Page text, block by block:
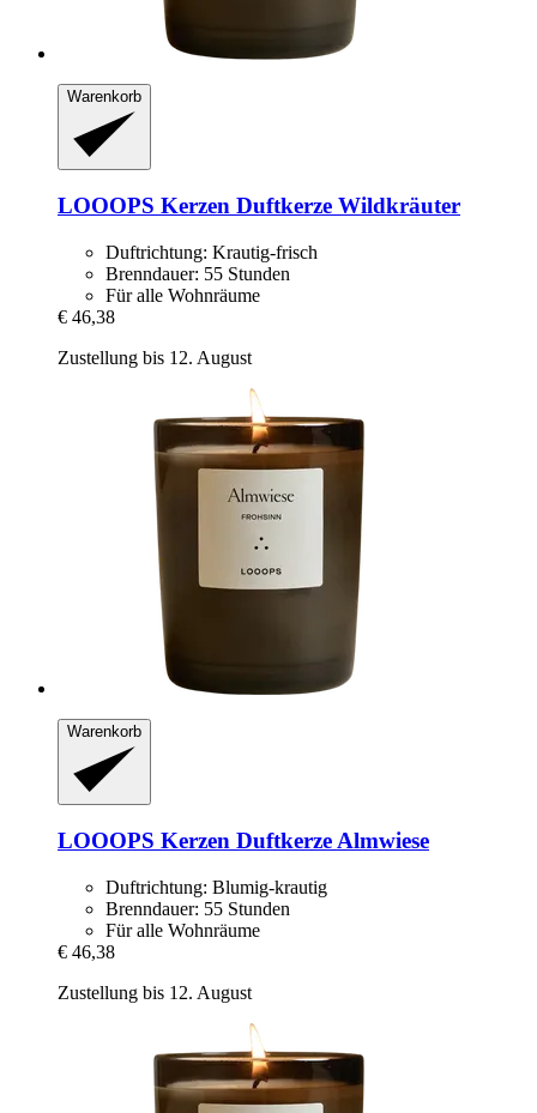
Warenkorb
LOOOPS Kerzen Duftkerze Wildkräuter
Duftrichtung: Krautig-frisch
Brenndauer: 55 Stunden
Für alle Wohnräume
€ 46,38
Zustellung bis 12. August
Warenkorb
LOOOPS Kerzen Duftkerze Almwiese
Duftrichtung: Blumig-krautig
Brenndauer: 55 Stunden
Für alle Wohnräume
€ 46,38
Zustellung bis 12. August